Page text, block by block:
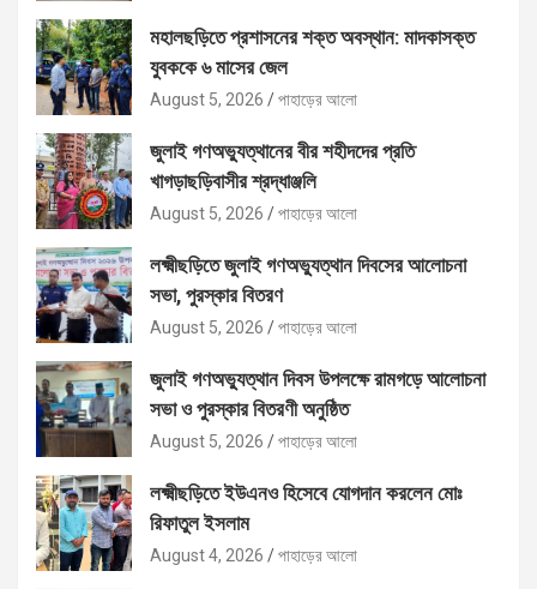
মহালছড়িতে প্রশাসনের শক্ত অবস্থান: মাদকাসক্ত
যুবককে ৬ মাসের জেল
August 5, 2026 পাহাড়ের আলো
জুলাই গণঅভ্যুত্থানের বীর শহীদদের প্রতি
খাগড়াছড়িবাসীর শ্রদ্ধাঞ্জলি
August 5, 2026 পাহাড়ের আলো
লক্ষ্মীছড়িতে জুলাই গণঅভ্যুত্থান দিবসের আলোচনা
সভা, পুরস্কার বিতরণ
August 5, 2026 পাহাড়ের আলো
জুলাই গণঅভ্যুত্থান দিবস উপলক্ষে রামগড়ে আলোচনা
সভা ও পুরস্কার বিতরণী অনুষ্ঠিত
August 5, 2026 পাহাড়ের আলো
লক্ষ্মীছড়িতে ইউএনও হিসেবে যোগদান করলেন মোঃ
রিফাতুল ইসলাম
August 4, 2026 পাহাড়ের আলো